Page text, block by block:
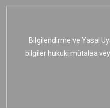
Bilgilendirme ve Yasal
bilgiler hukuki mütalaa